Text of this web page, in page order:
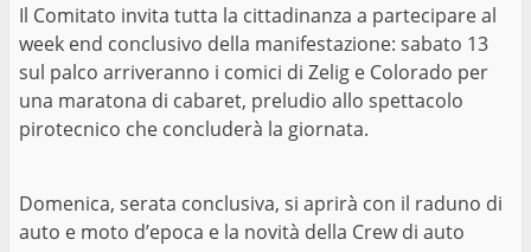
Il Comitato invita tutta la cittadinanza a partecipare al
week end conclusivo della manifestazione: sabato 13
sul palco arriveranno i comici di Zelig e Colorado per
una maratona di cabaret, preludio allo spettacolo
pirotecnico che concluderà la giornata.
Domenica, serata conclusiva, si aprirà con il raduno di
auto e moto d’epoca e la novità della Crew di auto